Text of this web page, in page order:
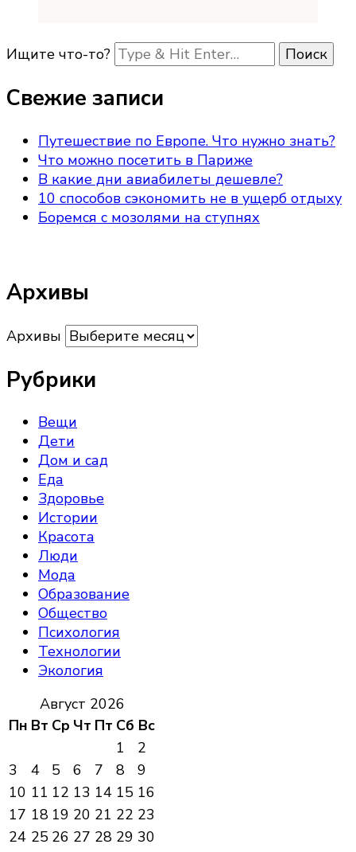
Ищите что-то?
Свежие записи
Путешествие по Европе. Что нужно знать?
Что можно посетить в Париже
В какие дни авиабилеты дешевле?
10 способов сэкономить не в ущерб отдыху
Боремся с мозолями на ступнях
Архивы
Архивы
Рубрики
Вещи
Дети
Дом и сад
Еда
Здоровье
Истории
Красота
Люди
Мода
Образование
Общество
Психология
Технологии
Экология
Август 2026
Пн Вт Ср Чт Пт Сб Вс
1
2
3
4 5 6 7 8
9
10 11 12 13 14 15 16
17 18 19 20 21 22 23
24 25 26 27 28 29 30